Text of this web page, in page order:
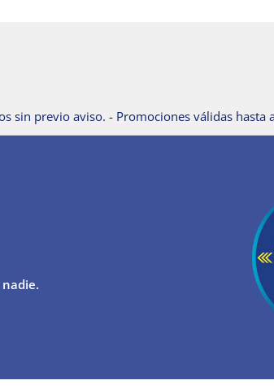
sin previo aviso. - Promociones válidas hasta